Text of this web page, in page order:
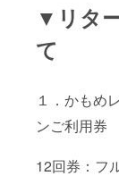
▼リタ
て
１．かもめ
ンご利用券
12回券：フ